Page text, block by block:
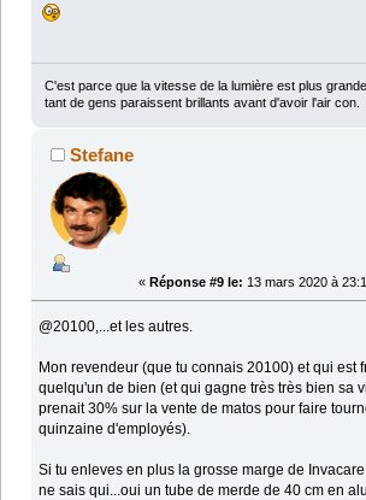
C'est parce que la vitesse de la lumière est plus
tant de gens paraissent brillants avant d'avoir l'air con.
Stefane
« Réponse #9 le: 13 mars 2020 à
@20100,...et les autres.
Mon revendeur (que tu connais 20100) et qui est
quelqu'un de bien (et qui gagne très très bien sa
prenait 30% sur la vente de matos pour faire
quinzaine d'employés).
Si tu enleves en plus la grosse marge de
ne sais qui...oui un tube de merde de 40 cm en